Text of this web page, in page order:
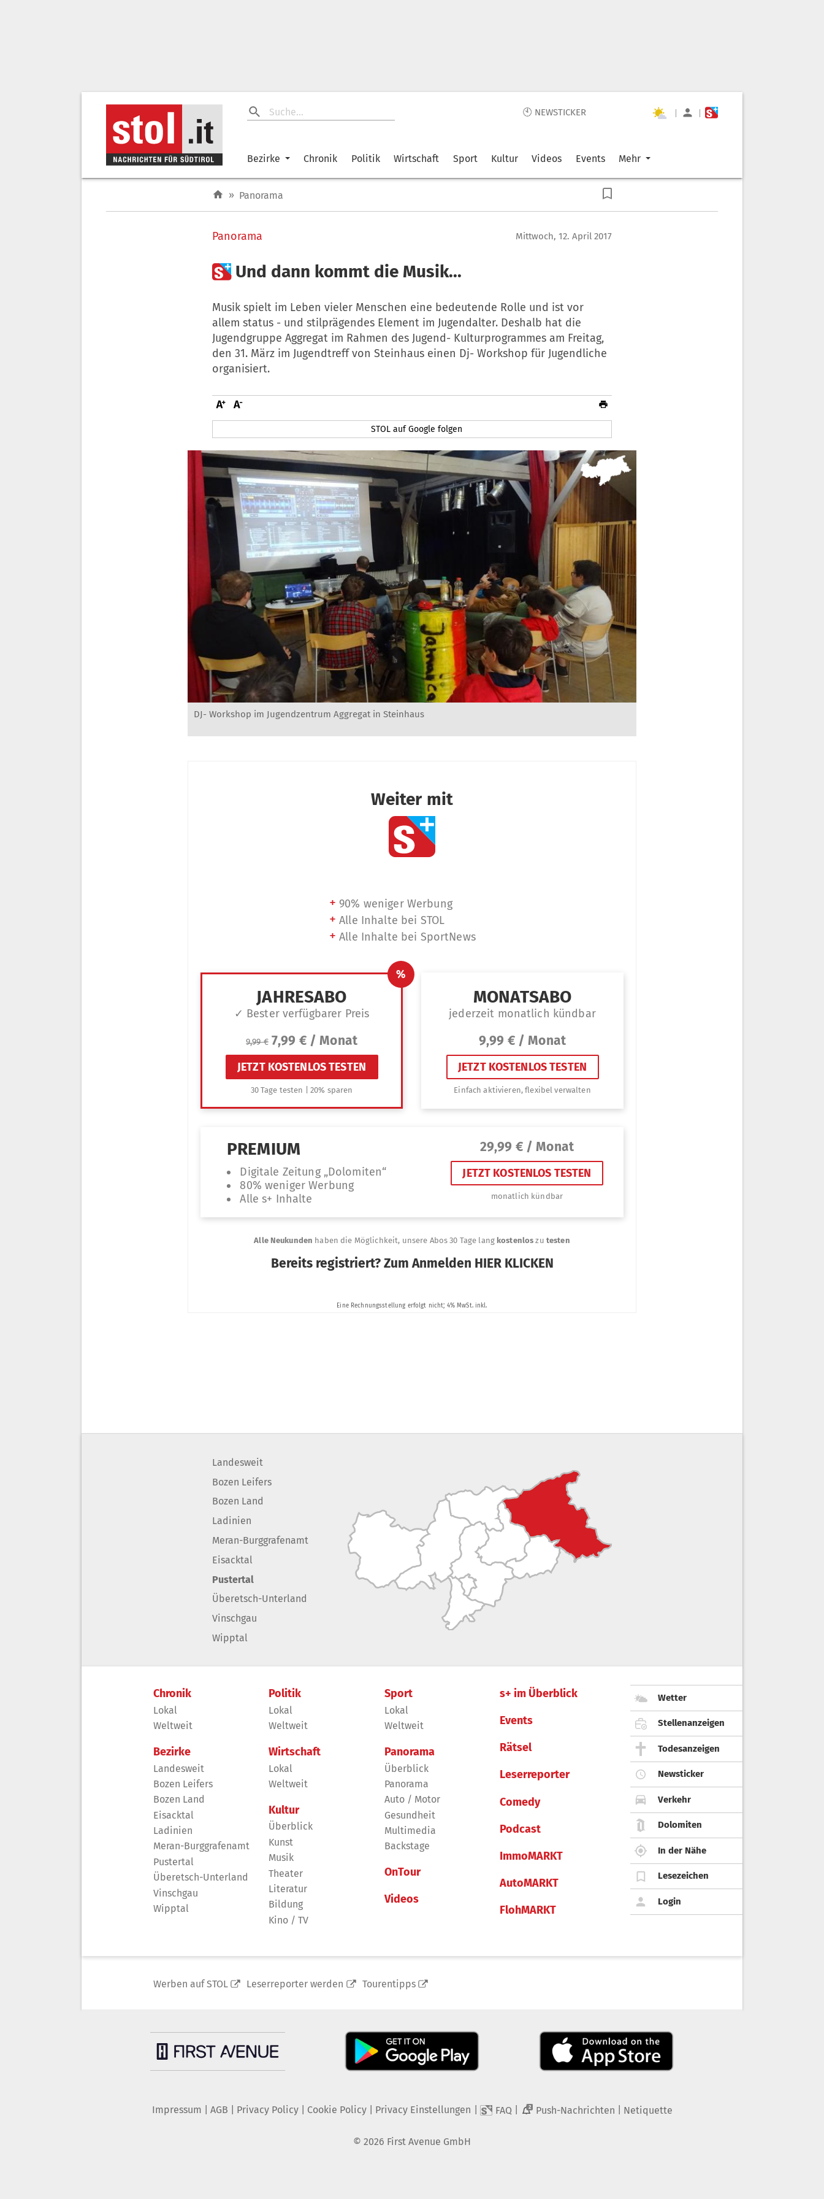
🕙 NEWSTICKER | |
Bezirke Chronik Politik Wirtschaft Sport Kultur Videos Events Mehr
» Panorama
Panorama Mittwoch, 12. April 2017
 Und dann kommt die Musik...
Musik spielt im Leben vieler Menschen eine bedeutende Rolle und ist vor
allem status - und stilprägendes Element im Jugendalter. Deshalb hat die
Jugendgruppe Aggregat im Rahmen des Jugend- Kulturprogrammes am Freitag,
den 31. März im Jugendtreff von Steinhaus einen Dj- Workshop für Jugendliche
organisiert.
STOL auf Google folgen
DJ- Workshop im Jugendzentrum Aggregat in Steinhaus
Landesweit
Bozen Leifers
Bozen Land
Ladinien
Meran-Burggrafenamt
Eisacktal
Pustertal
Überetsch-Unterland
Vinschgau
Wipptal
Chronik
Lokal
Weltweit
Bezirke
Landesweit
Bozen Leifers
Bozen Land
Eisacktal
Ladinien
Meran-Burggrafenamt
Pustertal
Überetsch-Unterland
Vinschgau
Wipptal
Politik
Lokal
Weltweit
Wirtschaft
Lokal
Weltweit
Kultur
Überblick
Kunst
Musik
Theater
Literatur
Bildung
Kino / TV
Sport
Lokal
Weltweit
Panorama
Überblick
Panorama
Auto / Motor
Gesundheit
Multimedia
Backstage
OnTour
Videos
s+ im Überblick
Events
Rätsel
Leserreporter
Comedy
Podcast
ImmoMARKT
AutoMARKT
FlohMARKT
Wetter
Stellenanzeigen
Todesanzeigen
Newsticker
Verkehr
Dolomiten
In der Nähe
Lesezeichen
Login
Werben auf STOL Leserreporter werden Tourentipps
Impressum AGB Privacy Policy| Cookie Policy| Privacy Einstellungen FAQ 2 Push-Nachrichten Netiquette
© 2026 First Avenue GmbH